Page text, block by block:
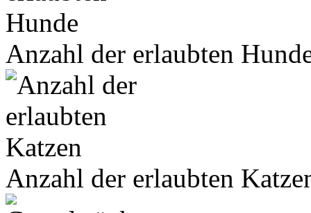
Anzahl der erlaubten
Anzahl der erlaubten